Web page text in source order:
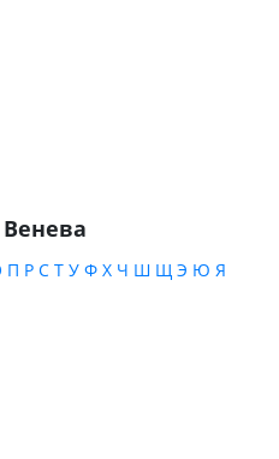
П Р С Т У Ф Х Ч Ш Щ Э Ю Я